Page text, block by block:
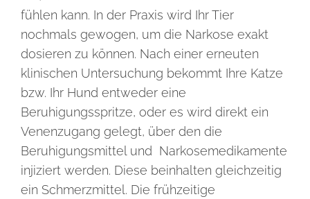
fühlen kann. In der Praxis wird Ihr Tier
nochmals gewogen, um die Narkose exakt
dosieren zu können. Nach einer erneuten
klinischen Untersuchung bekommt Ihre Katze
bzw. Ihr Hund entweder eine
Beruhigungsspritze, oder es wird direkt ein
Venenzugang gelegt, über den die
Beruhigungsmittel und Narkosemedikamente
injiziert werden. Diese beinhalten gleichzeitig
ein Schmerzmittel. Die frühzeitige